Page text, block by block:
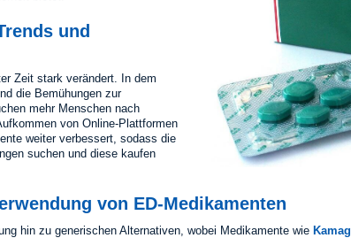
und
Zeit stark verändert. In dem
die Bemühungen zur
mehr Menschen nach
von Online-Plattformen
weiter verbessert, sodass die
suchen und diese kaufen
von ED-Medikamenten
hin zu generischen Alternativen, wobei Medikamente wie